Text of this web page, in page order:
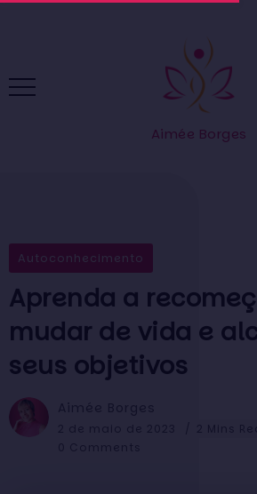
Aimée Borges
Autoconhecimento
Aprenda a
mudar de vida e
seus objetivos